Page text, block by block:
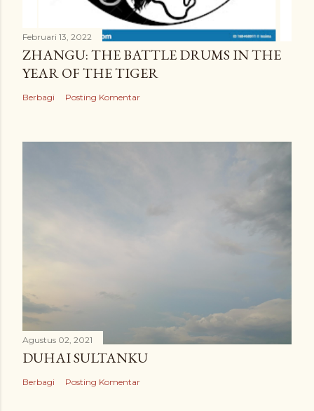
Februari 13, 2022
ZHANGU: THE BATTLE DRUMS IN THE
YEAR OF THE TIGER
Berbagi Posting Komentar
Agustus 02, 2021
DUHAI SULTANKU
Berbagi Posting Komentar